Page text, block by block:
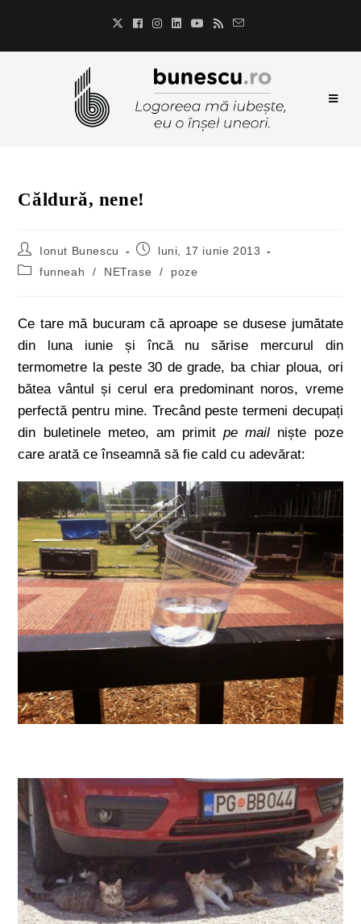
Căldură, nene!
Ionut Bunescu
luni, 17 iunie 2013
funneah
/ NETrase / poze
Ce tare mă bucuram că aproape se dusese jumătate
din luna iunie și încă nu sărise mercurul din
termometre la peste 30 de grade, ba chiar ploua, ori
bătea vântul și cerul era predominant noros, vreme
perfectă pentru mine. Trecând peste termeni decupați
din buletinele meteo, am primitpe mail niște poze
care arată ce înseamnă să fie cald cu adevărat: